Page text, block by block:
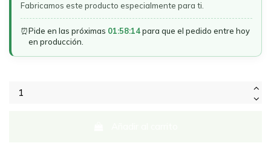
Fabricamos este producto especialmente para ti.
⏰Pide en las próximas 01:58:14para que el pedido entre hoy
en producción.